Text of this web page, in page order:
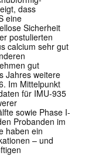
dass
eine
Sicherheit
postulierten
calcium sehr gut
gut
Jahres weitere
Im Mittelpunkt
für IMU-935
sowie Phase I-
Probanden im
haben ein
– und